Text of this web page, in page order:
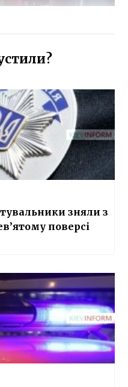
зняли з
поверсі